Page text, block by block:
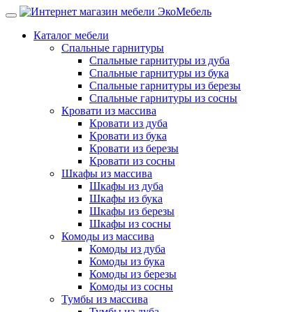
Каталог мебели
Спальные гарнитуры
Спальные гарнитуры из дуба
Спальные гарнитуры из бука
Спальные гарнитуры из березы
Спальные гарнитуры из сосны
Кровати из массива
Кровати из дуба
Кровати из бука
Кровати из березы
Кровати из сосны
Шкафы из массива
Шкафы из дуба
Шкафы из бука
Шкафы из березы
Шкафы из сосны
Комоды из массива
Комоды из дуба
Комоды из бука
Комоды из березы
Комоды из сосны
Тумбы из массива